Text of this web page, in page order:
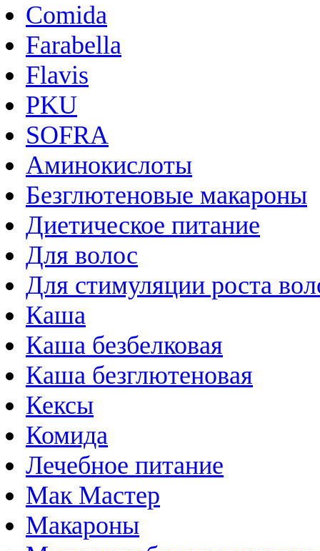
Comida
Farabella
Flavis
PKU
SOFRA
Аминокислоты
Безглютеновые макароны
Диетическое питание
Для волос
Для стимуляции роста
Каша
Каша безбелковая
Каша безглютеновая
Кексы
Комида
Лечебное питание
Мак Мастер
Макароны